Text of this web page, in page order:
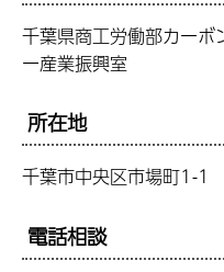
千葉県商工労働部カー
ー産業振興室
所在地
千葉市中央区市場町1-
電話相談